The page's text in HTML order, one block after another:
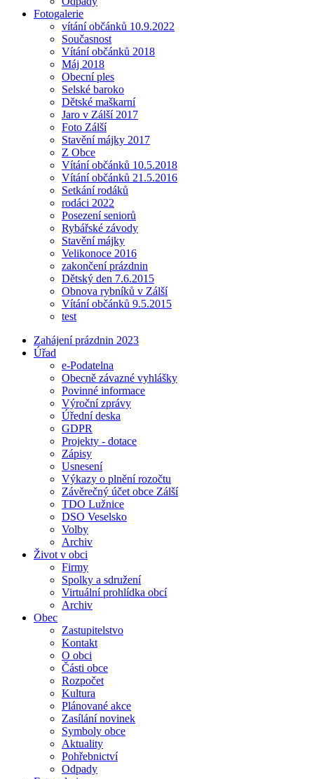
Fotogalerie
vítání občánků 10.9.2022
Současnost
Vítání občánků 2018
Máj 2018
Obecní ples
Selské baroko
Dětské maškarní
Jaro v Zálší 2017
Foto Zálší
Stavění májky 2017
Z Obce
Vítání občánků 10.5.2018
Vítání občánků 21.5.2016
Setkání rodáků
rodáci 2022
Posezení seniorů
Rybářské závody
Stavění májky
Velikonoce 2016
zakončení prázdnin
Dětský den 7.6.2015
Obnova rybníků v Zálší
Vítání občánků 9.5.2015
test
Zahájení prázdnin 2023
Úřad
e-Podatelna
Obecně závazné vyhlášky
Povinné informace
Výroční zprávy
Úřední deska
GDPR
Projekty - dotace
Zápisy
Usnesení
Výkazy o plnění rozočtu
Závěrečný účet obce Zálší
TDO Lužnice
DSO Veselsko
Volby
Archiv
Život v obci
Firmy
Spolky a sdružení
Virtuální prohlídka obcí
Archiv
Obec
Zastupitelstvo
Kontakt
O obci
Části obce
Rozpočet
Kultura
Plánované akce
Zasílání novinek
Symboly obce
Aktuality
Pohřebnictví
Odpady